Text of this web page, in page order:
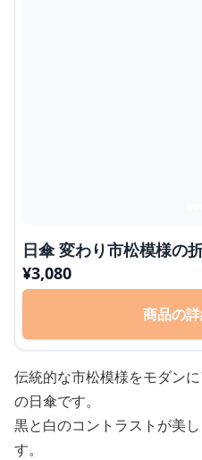
日傘 変わり市松模様の
¥3,080
商品の
伝統的な市松模様をモダン
の日傘です。
黒と白のコントラストが美
す。